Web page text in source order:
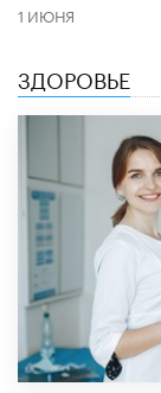
1 ИЮНЯ
ЗДОРОВЬЕ